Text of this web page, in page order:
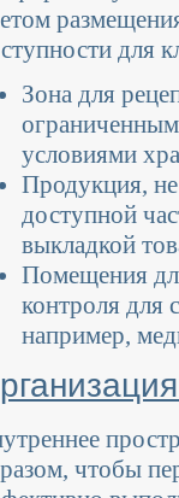
для
Зона для
условиями
Продукция,
доступной
выкладкой
Помещения
контроля для
например,
чтобы